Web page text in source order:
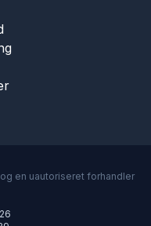
en uautoriseret forhandler